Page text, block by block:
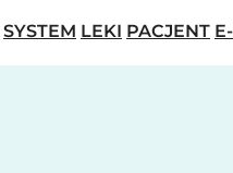
SYSTEM LEKI PACJENT E-